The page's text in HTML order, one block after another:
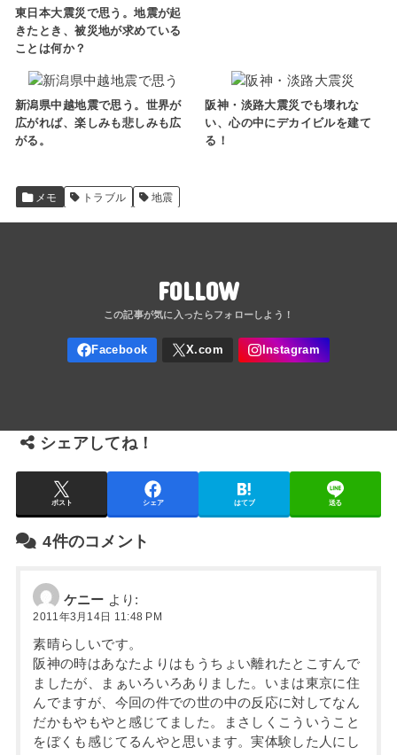
東日本大震災で思う。地震が起
きたとき、被災地が求めている
ことは何か？
新潟県中越地震で思う。世界が
広がれば、楽しみも悲しみも広
がる。
阪神・淡路大震災でも壊れな
い、心の中にデカイビルを建て
る！
メモ トラブル 地震
FOLLOW
シェアしてね！
ポスト シェア はてブ 送る
4件のコメント
ケニー より:
2011年3月14日 11:48 PM
素晴らしいです。
阪神の時はあなたよりはもうちょい離れたとこすんで
ましたが、まぁいろいろありました。いまは東京に住
んでますが、今回の件での世の中の反応に対してなん
だかもやもやと感じてました。まさしくこういうこと
をぼくも感じてるんやと思います。実体験した人にし